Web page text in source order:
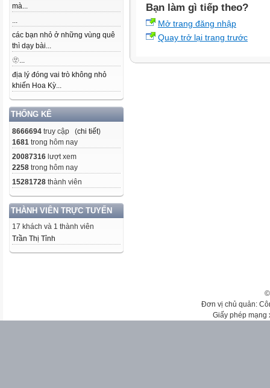
mà...
...
các bạn nhỏ ở những vùng quê
thì dạy bài...
🫥...
địa lý đóng vai trò không nhỏ
khiến Hoa Kỳ...
THỐNG KÊ
8666694 truy cập (chi tiết)
1681 trong hôm nay
20087316 lượt xem
2258 trong hôm nay
15281728 thành viên
THÀNH VIÊN TRỰC TUYẾN
17 khách và 1 thành viên
Trần Thị Tỉnh
Bạn làm gì tiếp theo?
Mở trang đăng nhập
Quay trở lại trang trước
Đơn vị chủ quản:
Giấy phép mạng